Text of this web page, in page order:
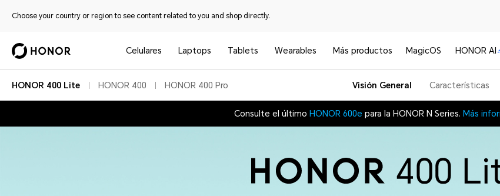
Choose your country or region to see content related to you and shop directly.
Celulares Laptops Tablets Wearables Más productos MagicOS HONOR AI
HONOR 400 Lite HONOR 400 HONOR 400 Pro Visión General Características
Consulte el último HONOR 600e para la HONOR N Series. Más